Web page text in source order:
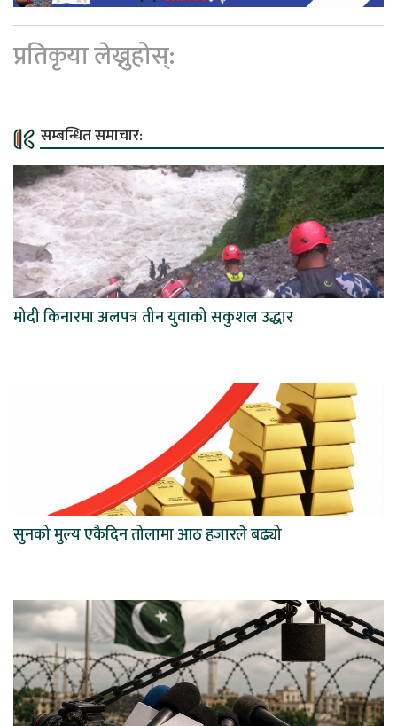
प्रतिकृया लेख्नुहोस्:
सम्बन्धित समाचार:
मोदी किनारमा अलपत्र तीन युवाको सकुशल उद्धार
सुनको मुल्य एकैदिन तोलामा आठ हजारले बढ्यो